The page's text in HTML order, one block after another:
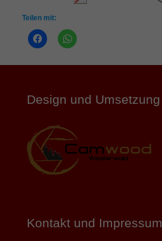
Teilen mit:
Design und Umsetzung
Kontakt und Impressum